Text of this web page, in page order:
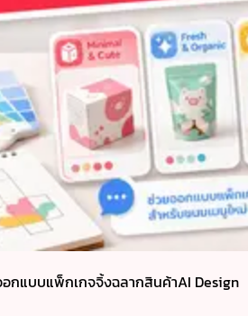
กแบบแพ็กเกจจิ้งฉลากสินค้าAI Design